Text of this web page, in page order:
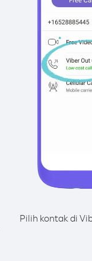
Pilih kontak di